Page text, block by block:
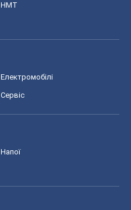
НМТ
Електромобілі
Сервіс
Напої